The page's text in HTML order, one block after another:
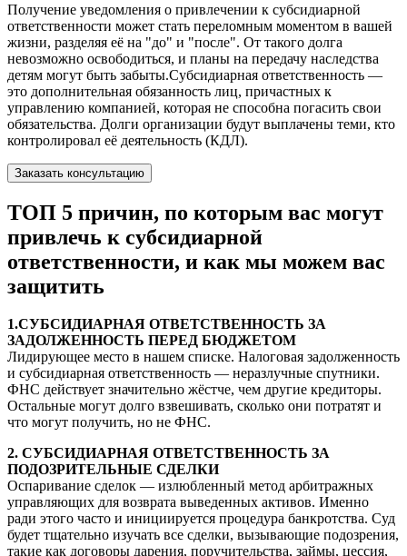
Получение уведомления о привлечении к субсидиарной
ответственности может стать переломным моментом в вашей
жизни, разделяя её на "до" и "после". От такого долга
невозможно освободиться, и планы на передачу наследства
детям могут быть забыты.Субсидиарная ответственность —
это дополнительная обязанность лиц, причастных к
управлению компанией, которая не способна погасить свои
обязательства. Долги организации будут выплачены теми, кто
контролировал её деятельность (КДЛ).
Заказать консультацию
ТОП 5 причин, по которым вас могут
привлечь к субсидиарной
ответственности, и как мы можем вас
защитить
1.СУБСИДИАРНАЯ ОТВЕТСТВЕННОСТЬ ЗА
ЗАДОЛЖЕННОСТЬ ПЕРЕД БЮДЖЕТОМ
Лидирующее место в нашем списке. Налоговая задолженность
и субсидиарная ответственность — неразлучные спутники.
ФНС действует значительно жёстче, чем другие кредиторы.
Остальные могут долго взвешивать, сколько они потратят и
что могут получить, но не ФНС.
2. СУБСИДИАРНАЯ ОТВЕТСТВЕННОСТЬ ЗА
ПОДОЗРИТЕЛЬНЫЕ СДЕЛКИ
Оспаривание сделок — излюбленный метод арбитражных
управляющих для возврата выведенных активов. Именно
ради этого часто и инициируется процедура банкротства. Суд
будет тщательно изучать все сделки, вызывающие подозрения,
такие как договоры дарения, поручительства, займы, цессия,